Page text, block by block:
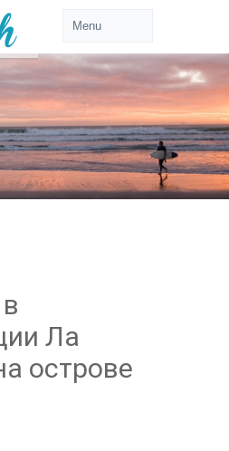
Ла
острове